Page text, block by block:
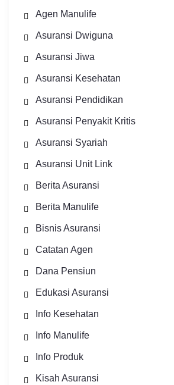
Agen Manulife
Asuransi Dwiguna
Asuransi Jiwa
Asuransi Kesehatan
Asuransi Pendidikan
Asuransi Penyakit Kritis
Asuransi Syariah
Asuransi Unit Link
Berita Asuransi
Berita Manulife
Bisnis Asuransi
Catatan Agen
Dana Pensiun
Edukasi Asuransi
Info Kesehatan
Info Manulife
Info Produk
Kisah Asuransi